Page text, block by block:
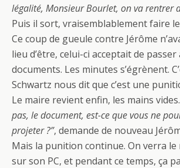
légalité, Monsieur Bourlet, on va rentrer
Puis il sort, vraisemblablement faire
Ce coup de gueule contre Jérôme
lieu d’être, celui-ci acceptait de
documents. Les minutes s’égrènent.
Schwartz nous dit que c’est une
Le maire revient enfin, les mains vides.
pas, le document, est-ce que vous ne
projeter ?”, demande de nouveau
Mais la punition continue. On verra le
sur son PC, et pendant ce temps, ça